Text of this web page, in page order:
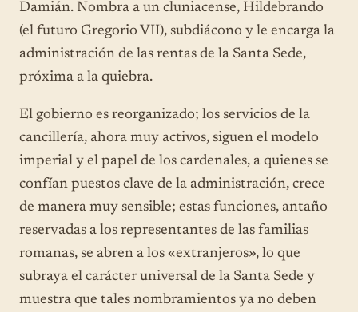
Damián. Nombra a un cluniacense, Hildebrando
(el futuro Gregorio VII), subdiácono y le encarga la
administración de las rentas de la Santa Sede,
próxima a la quiebra.
El gobierno es reorganizado; los servicios de la
cancillería, ahora muy activos, siguen el modelo
imperial y el papel de los cardenales, a quienes se
confían puestos clave de la administración, crece
de manera muy sensible; estas funciones, antaño
reservadas a los representantes de las familias
romanas, se abren a los «extranjeros», lo que
subraya el carácter universal de la Santa Sede y
muestra que tales nombramientos ya no deben